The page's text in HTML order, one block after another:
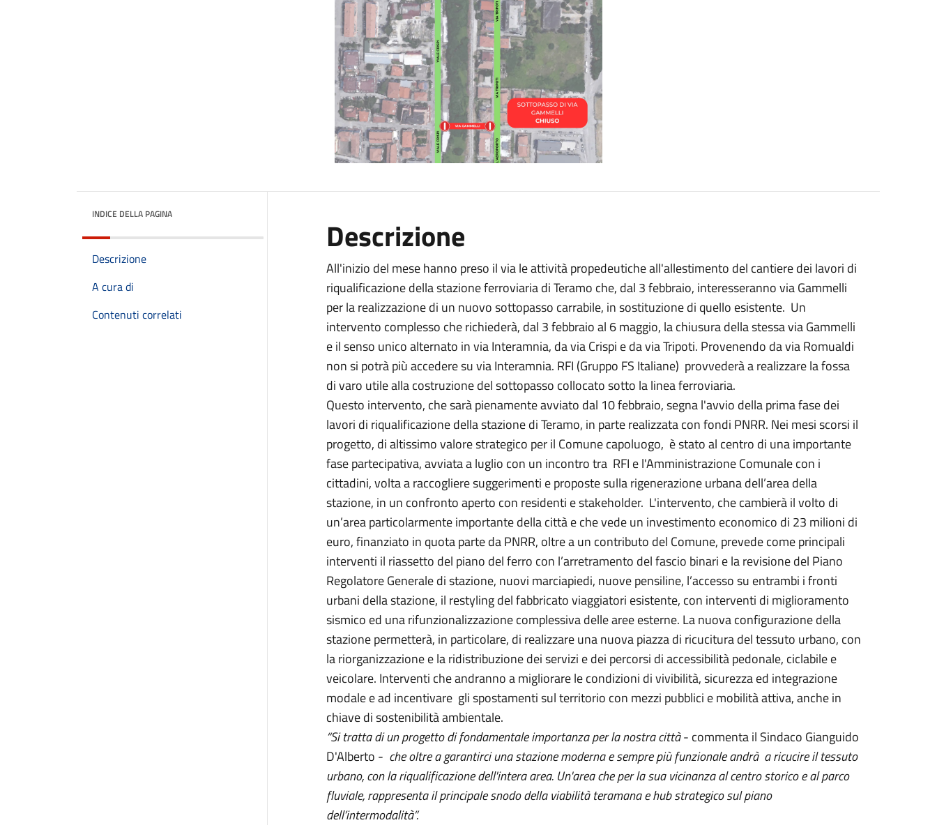
INDICE DELLA PAGINA
Descrizione
A cura di
Contenuti correlati
Descrizione
All'inizio del mese hanno preso il via le attività propedeutiche all'allestimento del cantiere dei lavori di
riqualificazione della stazione ferroviaria di Teramo che, dal 3 febbraio, interesseranno via Gammelli
per la realizzazione di un nuovo sottopasso carrabile, in sostituzione di quello esistente. Un
intervento complesso che richiederà, dal 3 febbraio al 6 maggio, la chiusura della stessa via Gammelli
e il senso unico alternato in via Interamnia, da via Crispi e da via Tripoti. Provenendo da via Romualdi
non si potrà più accedere su via Interamnia. RFI (Gruppo FS Italiane) provvederà a realizzare la fossa
di varo utile alla costruzione del sottopasso collocato sotto la linea ferroviaria.
Questo intervento, che sarà pienamente avviato dal 10 febbraio, segna l'avvio della prima fase dei
lavori di riqualificazione della stazione di Teramo, in parte realizzata con fondi PNRR. Nei mesi scorsi il
progetto, di altissimo valore strategico per il Comune capoluogo, è stato al centro di una importante
fase partecipativa, avviata a luglio con un incontro tra RFI e l'Amministrazione Comunale con i
cittadini, volta a raccogliere suggerimenti e proposte sulla rigenerazione urbana dell’area della
stazione, in un confronto aperto con residenti e stakeholder. L'intervento, che cambierà il volto di
un’area particolarmente importante della città e che vede un investimento economico di 23 milioni di
euro, finanziato in quota parte da PNRR, oltre a un contributo del Comune, prevede come principali
interventi il riassetto del piano del ferro con l’arretramento del fascio binari e la revisione del Piano
Regolatore Generale di stazione, nuovi marciapiedi, nuove pensiline, l’accesso su entrambi i fronti
urbani della stazione, il restyling del fabbricato viaggiatori esistente, con interventi di miglioramento
sismico ed una rifunzionalizzazione complessiva delle aree esterne. La nuova configurazione della
stazione permetterà, in particolare, di realizzare una nuova piazza di ricucitura del tessuto urbano, con
la riorganizzazione e la ridistribuzione dei servizi e dei percorsi di accessibilità pedonale, ciclabile e
veicolare. Interventi che andranno a migliorare le condizioni di vivibilità, sicurezza ed integrazione
modale e ad incentivare gli spostamenti sul territorio con mezzi pubblici e mobilità attiva, anche in
chiave di sostenibilità ambientale.
“Si tratta di un progetto di fondamentale importanza per la nostra città- commenta il Sindaco Gianguido
D'Alberto - che oltre a garantirci una stazione moderna e sempre più funzionale andrà a ricucire il tessuto
urbano, con la riqualificazione dell'intera area. Un'area che per la sua vicinanza al centro storico e al parco
fluviale, rappresenta il principale snodo della viabilità teramana e hub strategico sul piano
dell’intermodalità”.